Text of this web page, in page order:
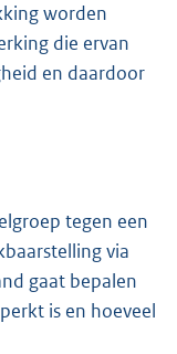
worden
die ervan
en daardoor
tegen een
via
gaat bepalen
is en hoeveel